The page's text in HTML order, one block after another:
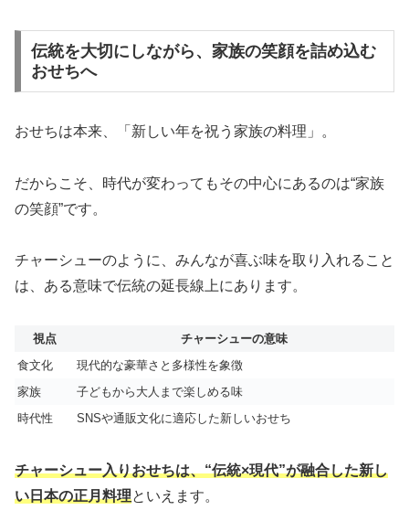
伝統を大切にしながら、家族の笑顔を詰め込む
おせちへ
おせちは本来、「新しい年を祝う家族の料理」。
だからこそ、時代が変わってもその中心にあるのは“家族
の笑顔”です。
チャーシューのように、みんなが喜ぶ味を取り入れること
は、ある意味で伝統の延長線上にあります。
視点
チャーシューの意味
食文化
現代的な豪華さと多様性を象徴
家族
子どもから大人まで楽しめる味
時代性
SNSや通販文化に適応した新しいおせち
チャーシュー入りおせちは、“伝統×現代”が融合した新し
い日本の正月料理といえます。